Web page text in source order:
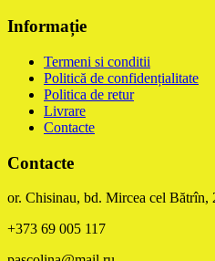
Informație
Termeni si conditii
Politică de confidențialitate
Politica de retur
Livrare
Contacte
Contacte
or. Chisinau, bd. Mircea cel Bătrîn,
+373 69 005 117